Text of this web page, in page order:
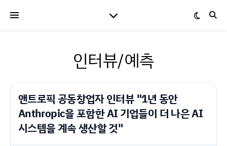
인터뷰/예측
앤트로픽 공동창업자 인터뷰 "1년 동안
Anthropic을 포함한 AI 기업들이 더 나은 AI
시스템을 계속 생산할 것"